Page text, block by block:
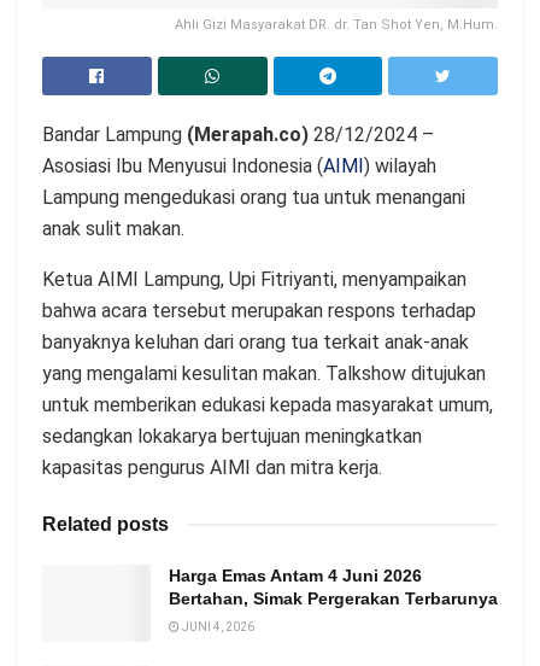
Ahli Gizi Masyarakat DR. dr. Tan Shot Yen, M.Hum.
Bandar Lampung (Merapah.co) 28/12/2024 –
Asosiasi Ibu Menyusui Indonesia (AIMI) wilayah
Lampung mengedukasi orang tua untuk menangani
anak sulit makan.
Ketua AIMI Lampung, Upi Fitriyanti, menyampaikan
bahwa acara tersebut merupakan respons terhadap
banyaknya keluhan dari orang tua terkait anak-anak
yang mengalami kesulitan makan. Talkshow ditujukan
untuk memberikan edukasi kepada masyarakat umum,
sedangkan lokakarya bertujuan meningkatkan
kapasitas pengurus AIMI dan mitra kerja.
Related posts
Harga Emas Antam 4 Juni 2026
Bertahan, Simak Pergerakan Terbarunya
JUNI 4, 2026